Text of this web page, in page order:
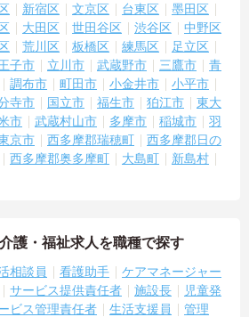
新宿区 文京区 台東区
墨田区
大田区 世田谷区 渋谷区
中野区
荒川区 板橋区 練馬区
足立区
子市 立川市 武蔵野市 三鷹市
青
調布市 町田市 小金井市
小平市
寺市 国立市 福生市 狛江市
東大
市 武蔵村山市 多摩市 稲城市
羽
京市 西多摩郡瑞穂町
西多摩郡日の
西多摩郡奥多摩町 大島町
新島村
護・福祉求人を職種で探す
相談員 看護助手
ケアマネージャー
サービス提供責任者 施設長
児童発
ビス管理責任者 生活支援員
管理